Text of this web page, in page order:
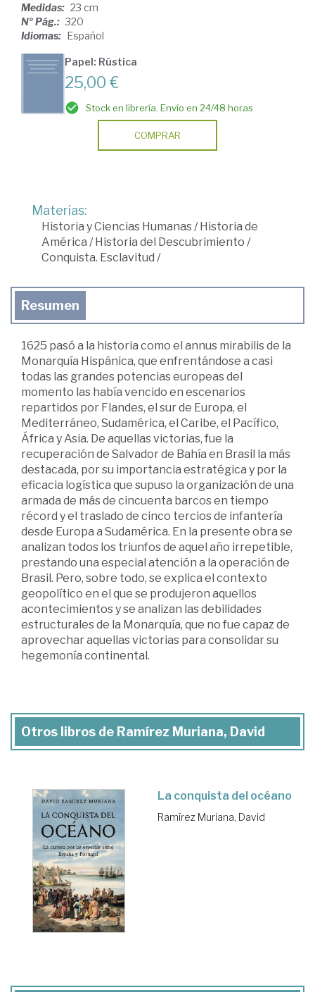
Medidas: 23 cm
Nº Pág.: 320
Idiomas: Español
Papel: Rústica
25,00 €
Stock en librería. Envío en 24/48 horas
COMPRAR
Materias:
Historia y Ciencias Humanas/Historia de
América /Historia del Descubrimiento /
Conquista. Esclavitud /
Resumen
1625 pasó a la historia como el annus mirabilis de la
Monarquía Hispánica, que enfrentándose a casi
todas las grandes potencias europeas del
momento las había vencido en escenarios
repartidos por Flandes, el sur de Europa, el
Mediterráneo, Sudamérica, el Caribe, el Pacífico,
África y Asia. De aquellas victorias, fue la
recuperación de Salvador de Bahía en Brasil la más
destacada, por su importancia estratégica y por la
eficacia logística que supuso la organización de una
armada de más de cincuenta barcos en tiempo
récord y el traslado de cinco tercios de infantería
desde Europa a Sudamérica. En la presente obra se
analizan todos los triunfos de aquel año irrepetible,
prestando una especial atención a la operación de
Brasil. Pero, sobre todo, se explica el contexto
geopolítico en el que se produjeron aquellos
acontecimientos y se analizan las debilidades
estructurales de la Monarquía, que no fue capaz de
aprovechar aquellas victorias para consolidar su
hegemonía continental.
Otros libros de Ramírez Muriana, David
La conquista del océano
Ramírez Muriana, David